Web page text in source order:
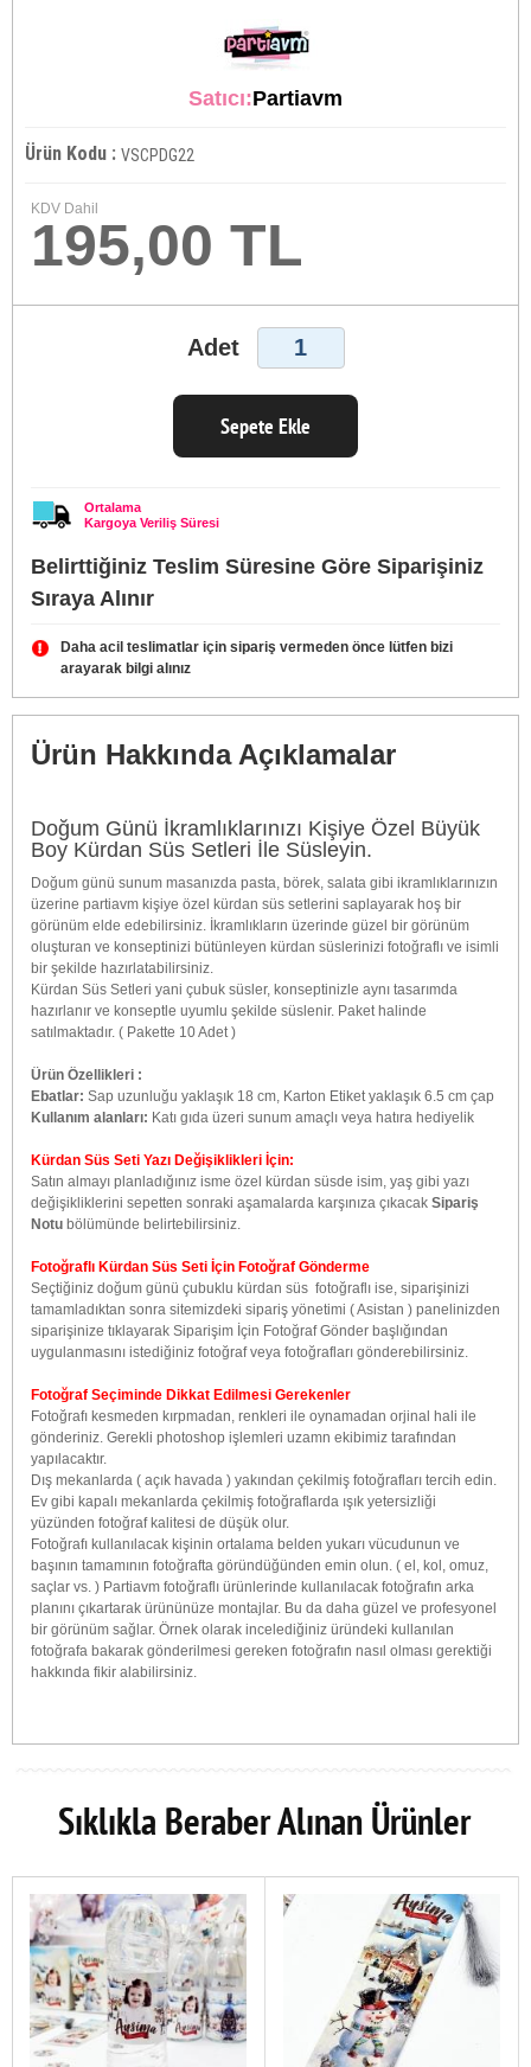
Satıcı:Partiavm
Ürün Kodu : VSCPDG22
KDV Dahil
195,00 TL
Adet
Sepete Ekle
Ortalama
Kargoya Veriliş Süresi
Belirttiğiniz Teslim Süresine Göre Siparişiniz
Sıraya Alınır
Daha acil teslimatlar için sipariş vermeden önce lütfen bizi
arayarak bilgi alınız
Ürün Hakkında Açıklamalar
Doğum Günü İkramlıklarınızı Kişiye Özel Büyük
Boy Kürdan Süs Setleri İle Süsleyin.
Doğum günü sunum masanızda pasta, börek, salata gibi ikramlıklarınızın
üzerine partiavm kişiye özel kürdan süs setlerini saplayarak hoş bir
görünüm elde edebilirsiniz. İkramlıkların üzerinde güzel bir görünüm
oluşturan ve konseptinizi bütünleyen kürdan süslerinizi fotoğraflı ve isimli
bir şekilde hazırlatabilirsiniz.
Kürdan Süs Setleri yani çubuk süsler, konseptinizle aynı tasarımda
hazırlanır ve konseptle uyumlu şekilde süslenir. Paket halinde
satılmaktadır. ( Pakette 10 Adet )
Ürün Özellikleri :
Ebatlar: Sap uzunluğu yaklaşık 18 cm, Karton Etiket yaklaşık 6.5 cm çap
Kullanım alanları: Katı gıda üzeri sunum amaçlı veya hatıra hediyelik
Kürdan Süs Seti Yazı Değişiklikleri İçin:
Satın almayı planladığınız isme özel kürdan süsde isim, yaş gibi yazı
değişikliklerini sepetten sonraki aşamalarda karşınıza çıkacak Sipariş
Notu bölümünde belirtebilirsiniz.
Fotoğraflı Kürdan Süs Seti İçin Fotoğraf Gönderme
Seçtiğiniz doğum günü çubuklu kürdan süs fotoğraflı ise, siparişinizi
tamamladıktan sonra sitemizdeki sipariş yönetimi ( Asistan ) panelinizden
siparişinize tıklayarak Siparişim İçin Fotoğraf Gönder başlığından
uygulanmasını istediğiniz fotoğraf veya fotoğrafları gönderebilirsiniz.
Fotoğraf Seçiminde Dikkat Edilmesi Gerekenler
Fotoğrafı kesmeden kırpmadan, renkleri ile oynamadan orjinal hali ile
gönderiniz. Gerekli photoshop işlemleri uzamn ekibimiz tarafından
yapılacaktır.
Dış mekanlarda ( açık havada ) yakından çekilmiş fotoğrafları tercih edin.
Ev gibi kapalı mekanlarda çekilmiş fotoğraflarda ışık yetersizliği
yüzünden fotoğraf kalitesi de düşük olur.
Fotoğrafı kullanılacak kişinin ortalama belden yukarı vücudunun ve
başının tamamının fotoğrafta göründüğünden emin olun. ( el, kol, omuz,
saçlar vs. ) Partiavm fotoğraflı ürünlerinde kullanılacak fotoğrafın arka
planını çıkartarak ürününüze montajlar. Bu da daha güzel ve profesyonel
bir görünüm sağlar. Örnek olarak incelediğiniz üründeki kullanılan
fotoğrafa bakarak gönderilmesi gereken fotoğrafın nasıl olması gerektiği
hakkında fikir alabilirsiniz.
Sıklıkla Beraber Alınan Ürünler